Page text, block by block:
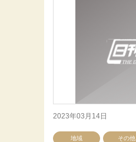
2023年03月14日
地域 その他